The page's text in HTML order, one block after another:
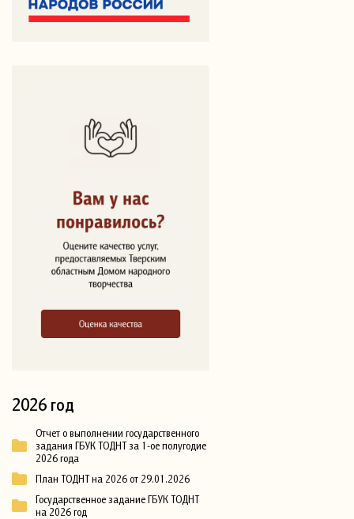
2026 год
Отчет о выполнении государственного
задания ГБУК ТОДНТ за 1-ое полугодие
2026 года
План ТОДНТ на 2026 от 29.01.2026
Государственное задание ГБУК ТОДНТ
на 2026 год